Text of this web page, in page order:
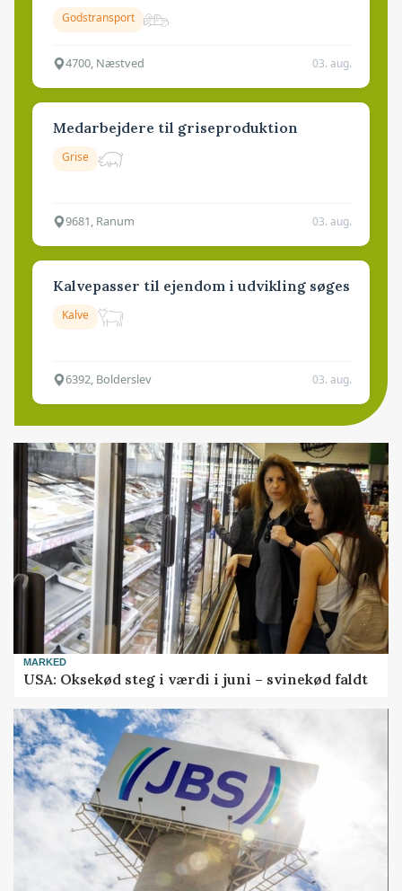
Godstransport
4700, Næstved 03. aug.
Medarbejdere til griseproduktion
Grise
9681, Ranum 03. aug.
Kalvepasser til ejendom i udvikling søges
Kalve
6392, Bolderslev 03. aug.
MARKED
USA: Oksekød steg i værdi i juni – svinekød faldt